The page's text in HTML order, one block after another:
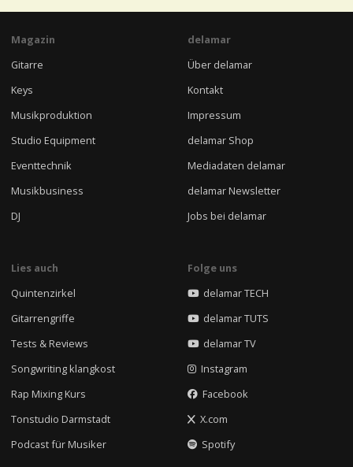
Magazin
Gitarre
Keys
Musikproduktion
Studio Equipment
Eventtechnik
Musikbusiness
DJ
delamar
Über delamar
Kontakt
Impressum
delamar Shop
Mediadaten delamar
delamar Newsletter
Jobs bei delamar
Lies auch
Quintenzirkel
Gitarrengriffe
Tests & Reviews
Songwriting klangkost
Rap Mixing Kurs
Tonstudio Darmstadt
Podcast für Musiker
Folge uns
delamar TECH
delamar TUTS
delamar TV
Instagram
Facebook
X.com
Spotify